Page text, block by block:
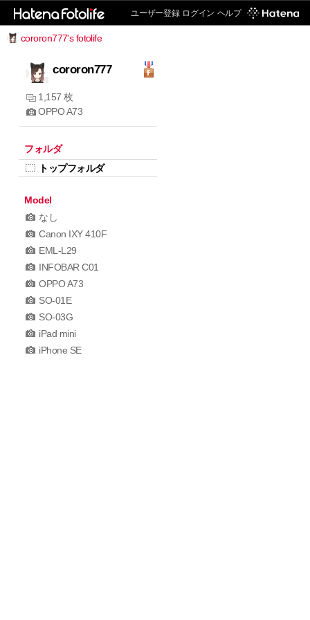
ユーザー登録 ログイン ヘルプ
cororon777's fotolife
cororon777
1,157 枚
OPPO A73
フォルダ
トップフォルダ
Model
なし
Canon IXY 410F
EML-L29
INFOBAR C01
OPPO A73
SO-01E
SO-03G
iPad mini
iPhone SE